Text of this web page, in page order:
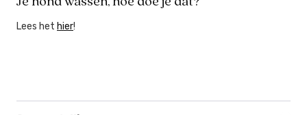
Lees het hier!